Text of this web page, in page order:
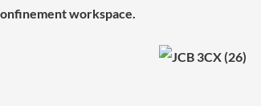
workspace.